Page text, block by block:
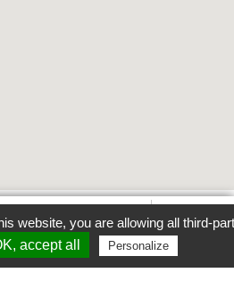
www
Tous les établissements
website, you are allowing all third-
accept all Personalize